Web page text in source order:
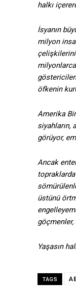
halkı
İsyanın
milyon
çelişkilerini
göstericileri
öfkenin
Amerika
siyahların,
görüyor,
Ancak
üstünü
Yaşasın
TAGS